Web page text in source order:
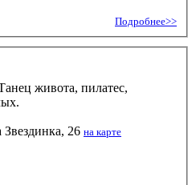
Подробнее>>
живота, пилатес,
26 на карте